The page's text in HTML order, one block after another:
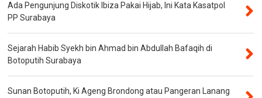
Ada Pengunjung Diskotik Ibiza Pakai Hijab, Ini Kata Kasatpol
PP Surabaya
Sejarah Habib Syekh bin Ahmad bin Abdullah Bafaqih di
Botoputih Surabaya
Sunan Botoputih, Ki Ageng Brondong atau Pangeran Lanang